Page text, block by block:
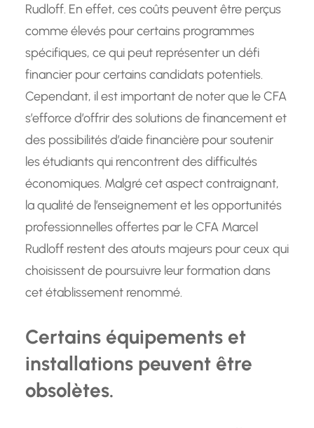
Rudloff. En effet, ces coûts peuvent être perçus
comme élevés pour certains programmes
spécifiques, ce qui peut représenter un défi
financier pour certains candidats potentiels.
Cependant, il est important de noter que le CFA
s’efforce d’offrir des solutions de financement et
des possibilités d’aide financière pour soutenir
les étudiants qui rencontrent des difficultés
économiques. Malgré cet aspect contraignant,
la qualité de l’enseignement et les opportunités
professionnelles offertes par le CFA Marcel
Rudloff restent des atouts majeurs pour ceux qui
choisissent de poursuivre leur formation dans
cet établissement renommé.
Certains équipements et
installations peuvent être
obsolètes.